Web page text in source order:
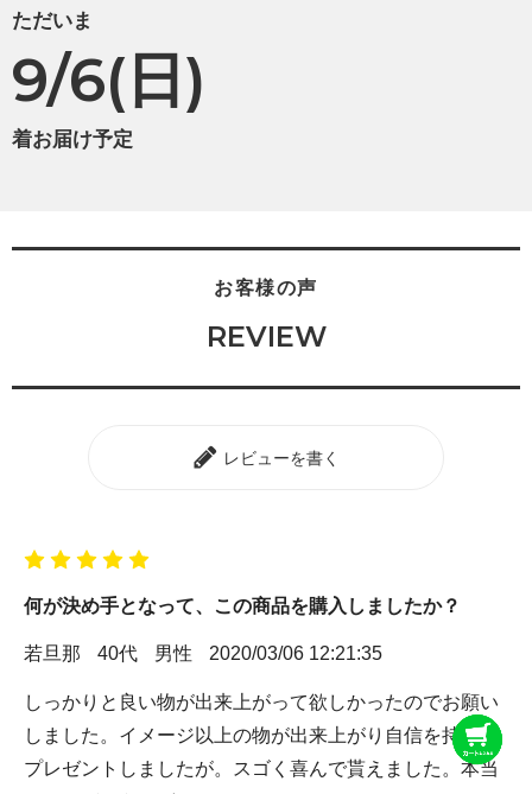
ただいま
9/6(日)
着お届け予定
お客様の声
REVIEW
レビューを書く
何が決め手となって、この商品を購入しましたか？
若旦那 40代 男性 2020/03/06 12:21:35
しっかりと良い物が出来上がって欲しかったのでお願い
しました。イメージ以上の物が出来上がり自信を持って
プレゼントしましたが。スゴく喜んで貰えました。本当